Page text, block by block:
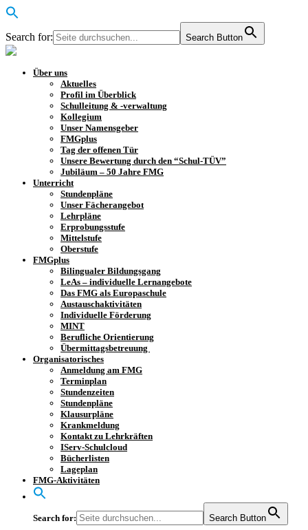
Search for: Search Button
Über uns
Aktuelles
Profil im Überblick
Schulleitung & -verwaltung
Kollegium
Unser Namensgeber
FMGplus
Tag der offenen Tür
Unsere Bewertung durch den “Schul-TÜV”
Jubiläum – 50 Jahre FMG
Unterricht
Stundenpläne
Unser Fächerangebot
Lehrpläne
Erprobungsstufe
Mittelstufe
Oberstufe
FMGplus
Bilingualer Bildungsgang
LeAs – individuelle Lernangebote
Das FMG als Europaschule
Austauschaktivitäten
Individuelle Förderung
MINT
Berufliche Orientierung
Übermittagsbetreuung
Organisatorisches
Anmeldung am FMG
Terminplan
Stundenzeiten
Stundenpläne
Klausurpläne
Krankmeldung
Kontakt zu Lehrkräften
IServ-Schulcloud
Bücherlisten
Lageplan
FMG-Aktivitäten
Search for: Search Button